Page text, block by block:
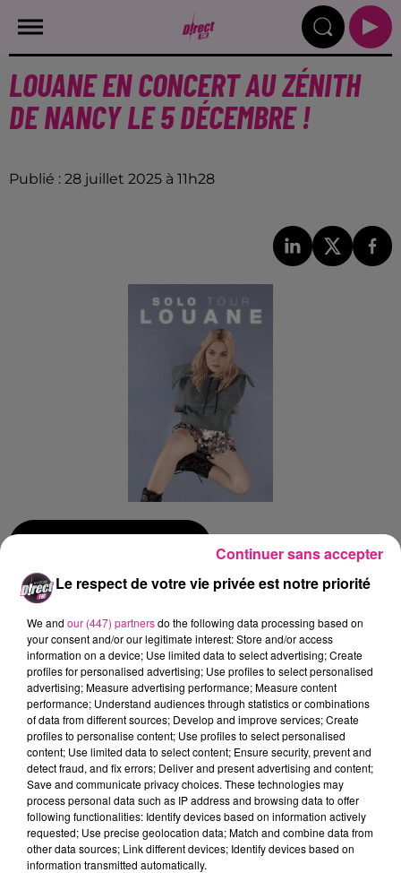
LOUANE EN CONCERT AU ZÉNITH
DE NANCY LE 5 DÉCEMBRE !
Publié : 28 juillet 2025 à 11h28
Date
du 5 décembre 2025 à 20h00
au5 décembre 2025 à 22h00
Lieu
Zénith de Nancy
54000 Nancy
Tarif Payant
Le respect de votre vie privée est notre priorité
We and our (447) partnersdo the following data processing based on
your consent and/or our legitimate interest: Store and/or access
information on a device; Use limited data to select advertising; Create
profiles for personalised advertising; Use profiles to select personalised
advertising; Measure advertising performance; Measure content
performance; Understand audiences through statistics or combinations
of data from different sources; Develop and improve services; Create
profiles to personalise content; Use profiles to select personalised
content; Use limited data to select content; Ensure security, prevent and
detect fraud, and fix errors; Deliver and present advertising and content;
Save and communicate privacy choices. These technologies may
process personal data such as IP address and browsing data to offer
following functionalities: Identify devices based on information actively
requested; Use precise geolocation data; Match and combine data from
other data sources; Link different devices; Identify devices based on
information transmitted automatically.
Continuer sans accepter